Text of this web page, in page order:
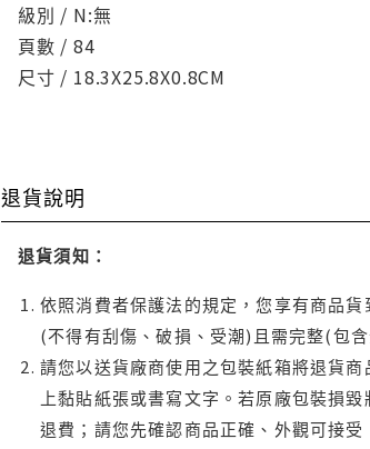
級別 / N:無
頁數 / 84
尺寸 / 18.3X25.8X0.8CM
退貨說明
退貨須知：
依照消費者保護法的規定，您享有商品
(不得有刮傷、破損、受潮)且需完整(包
請您以送貨廠商使用之包裝紙箱將退貨
上黏貼紙張或書寫文字。若原廠包裝損
退費；請您先確認商品正確、外觀可接